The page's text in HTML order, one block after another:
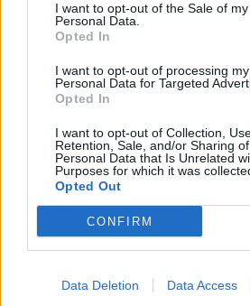
I want to opt-out of the Sale of my
Personal Data.
Opted In
I want to opt-out of processing my
Personal Data for Targeted
Opted In
I want to opt-out of Collection,
Retention, Sale, and/or Sharing
Personal Data that Is Unrelated
Purposes for which it was
Opted Out
CONFIRM
Data Deletion Data Access
Θέσεις Εργασίας ανά Εταιρεία
Κέντρο Βοήθειας
Υπηρεσίες υποψηφίων
Καταχώρηση Online Βιογραφικού
Συμβουλές Καριέρας